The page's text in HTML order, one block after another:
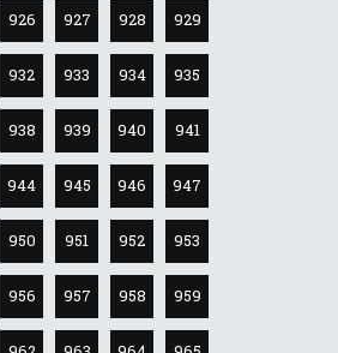
926 927 928 929
932 933 934 935
938 939 940 941
944 945 946 947
950 951 952 953
956 957 958 959